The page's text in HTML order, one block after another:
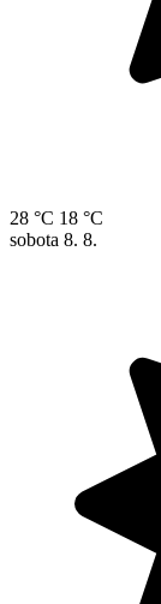
28 °C 18 °C
sobota 8. 8.